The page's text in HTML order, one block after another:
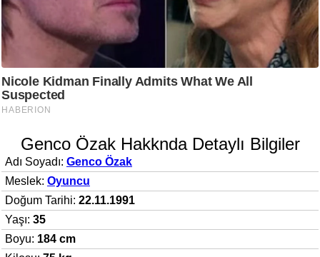
Genco Özak Hakknda Detaylı Bilgiler
Adı Soyadı: Genco Özak
Meslek: Oyuncu
Doğum Tarihi: 22.11.1991
Yaşı: 35
Boyu: 184 cm